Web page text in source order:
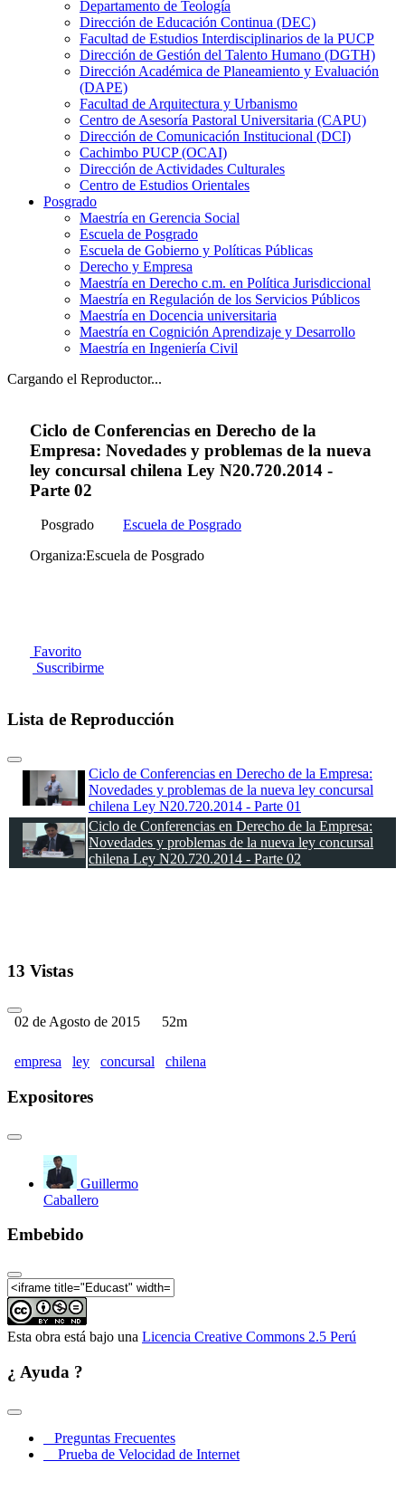
Departamento de Teología
Dirección de Educación Continua (DEC)
Facultad de Estudios Interdisciplinarios de la PUCP
Dirección de Gestión del Talento Humano (DGTH)
Dirección Académica de Planeamiento y Evaluación
(DAPE)
Facultad de Arquitectura y Urbanismo
Centro de Asesoría Pastoral Universitaria (CAPU)
Dirección de Comunicación Institucional (DCI)
Cachimbo PUCP (OCAI)
Dirección de Actividades Culturales
Centro de Estudios Orientales
Posgrado
Maestría en Gerencia Social
Escuela de Posgrado
Escuela de Gobierno y Políticas Públicas
Derecho y Empresa
Maestría en Derecho c.m. en Política Jurisdiccional
Maestría en Regulación de los Servicios Públicos
Maestría en Docencia universitaria
Maestría en Cognición Aprendizaje y Desarrollo
Maestría en Ingeniería Civil
Cargando el Reproductor...
Ciclo de Conferencias en Derecho de la
Empresa: Novedades y problemas de la nueva
ley concursal chilena Ley N20.720.2014 -
Parte 02
Posgrado
Escuela de Posgrado
Organiza:Escuela de Posgrado
Favorito
Suscribirme
Lista de Reproducción
Ciclo de Conferencias en Derecho de la Empresa:
Novedades y problemas de la nueva ley concursal
chilena Ley N20.720.2014 - Parte 01
Ciclo de Conferencias en Derecho de la Empresa:
Novedades y problemas de la nueva ley concursal
chilena Ley N20.720.2014 - Parte 02
13 Vistas
02 de Agosto de 2015 52m
empresa ley concursal chilena
Expositores
Guillermo
Caballero
Embebido
Esta obra está bajo una Licencia Creative Commons 2.5 Perú
¿ Ayuda ?
Preguntas Frecuentes
Prueba de Velocidad de Internet